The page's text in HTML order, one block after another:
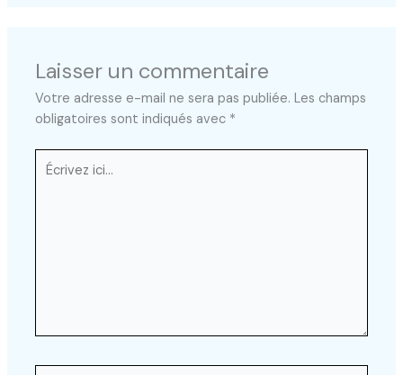
Laisser un commentaire
Votre adresse e-mail ne sera pas publiée. Les champs
obligatoires sont indiqués avec *
Écrivez
ici…